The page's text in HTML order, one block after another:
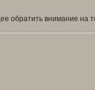
обратить внимание на